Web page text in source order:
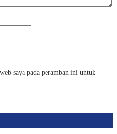
saya pada peramban ini untuk